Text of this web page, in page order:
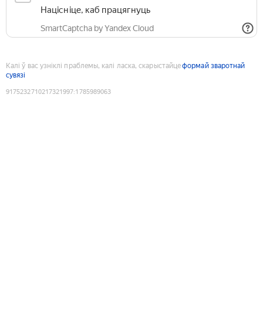
Націсніце, каб працягнуць
SmartCaptcha by Yandex Cloud
Калі ў вас узніклі праблемы, калі ласка, скарыстайцеформай зваротнай
сувязі
9175232710217321997:1785989063